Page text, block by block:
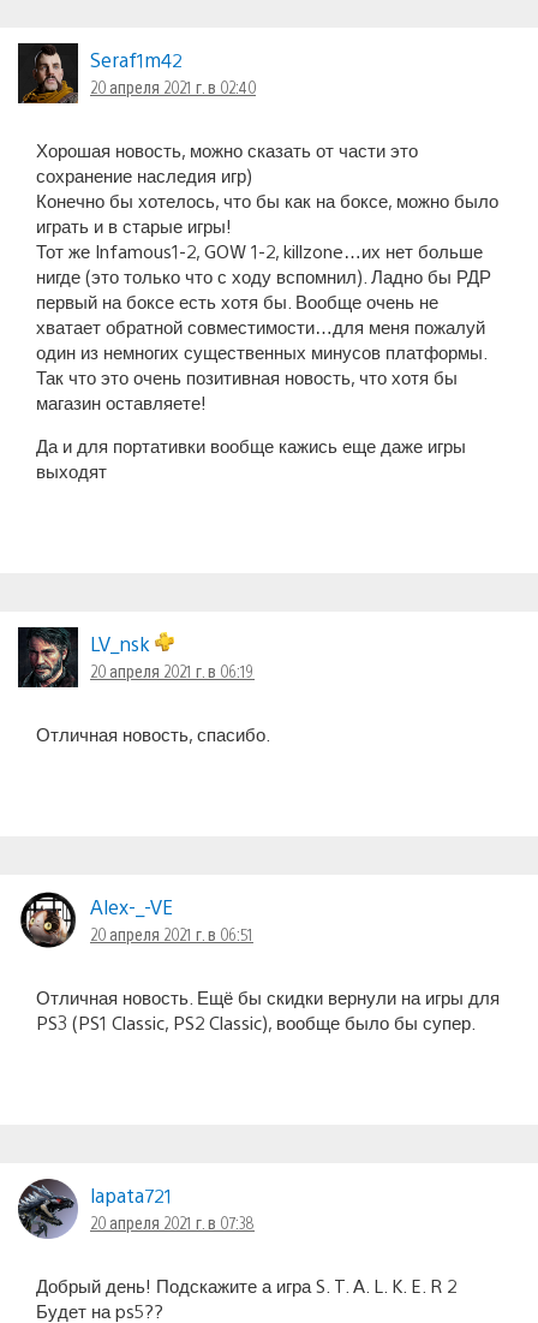
Seraf1m42
20 апреля 2021 г. в 02:40
Хорошая новость, можно сказать от части это
сохранение наследия игр)
Конечно бы хотелось, что бы как на боксе, можно было
играть и в старые игры!
Тот же Infamous1-2, GOW 1-2, killzone…их нет больше
нигде (это только что с ходу вспомнил). Ладно бы РДР
первый на боксе есть хотя бы. Вообще очень не
хватает обратной совместимости…для меня пожалуй
один из немногих существенных минусов платформы.
Так что это очень позитивная новость, что хотя бы
магазин оставляете!
Да и для портативки вообще кажись еще даже игры
выходят
LV_nsk
20 апреля 2021 г. в 06:19
Отличная новость, спасибо.
Alex-_-VE
20 апреля 2021 г. в 06:51
Отличная новость. Ещё бы скидки вернули на игры для
PS3 (PS1 Classic, PS2 Classic), вообще было бы супер.
lapata721
20 апреля 2021 г. в 07:38
Добрый день! Подскажите а игра S. T. A. L. K. E. R 2
Будет на ps5??